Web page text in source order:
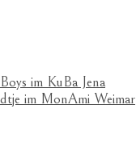
im KuBa Jena
im MonAmi Weimar